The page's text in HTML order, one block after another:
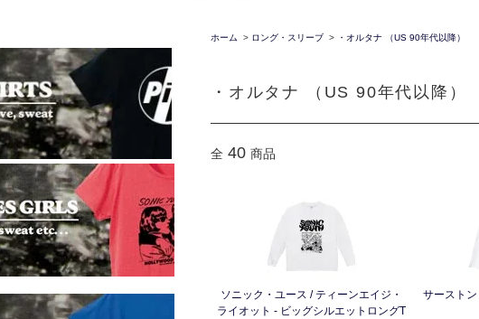
ホーム > ロング・スリーブ > ・オルタナ （US 90年代以降）
・オルタナ （US 90年代以降）
全 40 商品
ソニック・ユース / ティーンエイジ・
ライオット - ビッグシルエットロングT
サースト